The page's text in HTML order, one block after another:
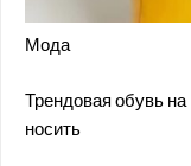
Мода
Трендовая обувь на
носить